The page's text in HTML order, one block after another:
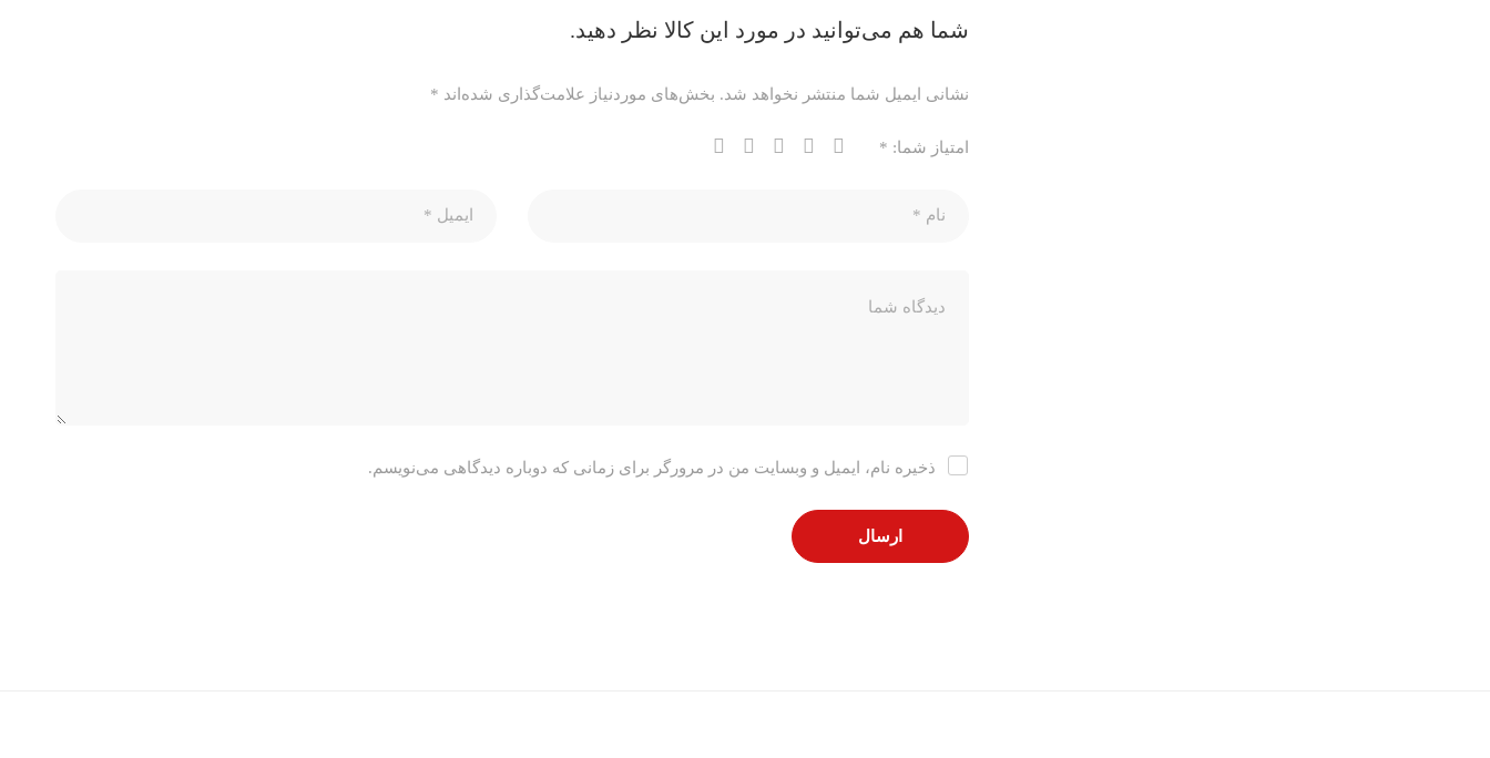
شما هم می‌توانید در مورد این کالا نظر دهید.
نشانی ایمیل شما منتشر نخواهد شد. بخش‌های موردنیاز علامت‌گذاری شده‌اند *
امتیاز شما: *
ذخیره نام، ایمیل و وبسایت من در مرورگر برای زمانی که دوباره دیدگاهی می‌نویسم.